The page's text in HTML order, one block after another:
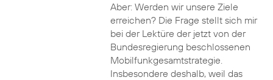
Aber: Werden wir unsere Ziele
erreichen? Die Frage stellt sich mir
bei der Lektüre der jetzt von der
Bundesregierung beschlossenen
Mobilfunkgesamtstrategie.
Insbesondere deshalb, weil das